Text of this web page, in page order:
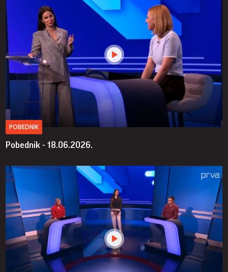
POBEDNIK
Pobednik - 18.06.2026.